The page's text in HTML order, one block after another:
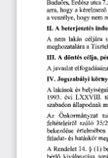
arra, hogy a kérelmező
a veszélye, hogy nem
II. A beterjesztés
A nem lakás céljára
meghozatalára a
III. A döntés célja,
A javaslat
IV. Jogszabályi
A lakások és
1993.
évi LXXVIII.
szabadon állapodnak
Az Önkormányzat
feltételeiről szóló 35/
bekezdése értelmében
feladat- és hatáskör
A Rendelet 14. § (1)
bérl
  kiválasztása